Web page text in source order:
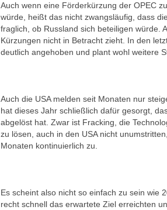
Auch wenn eine Förderkürzung der OPEC
würde, heißt das nicht zwangsläufig, dass
fraglich, ob Russland sich beteiligen würde.
Kürzungen nicht in Betracht zieht. In den
deutlich angehoben und plant wohl weitere
Auch die USA melden seit Monaten nur
hat dieses Jahr schließlich dafür gesorgt,
abgelöst hat. Zwar ist Fracking, die
zu lösen, auch in den USA nicht
Monaten kontinuierlich zu.
Es scheint also nicht so einfach zu sein wie
recht schnell das erwartete Ziel erreichten